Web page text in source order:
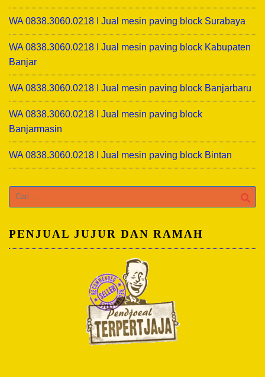
WA 0838.3060.0218 I Jual mesin paving block Surabaya
WA 0838.3060.0218 I Jual mesin paving block Kabupaten
Banjar
WA 0838.3060.0218 I Jual mesin paving block Banjarbaru
WA 0838.3060.0218 I Jual mesin paving block
Banjarmasin
WA 0838.3060.0218 I Jual mesin paving block Bintan
Cari
untuk:
PENJUAL JUJUR DAN RAMAH